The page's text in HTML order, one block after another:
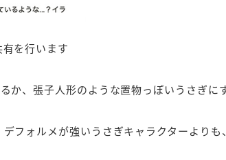
を行います
か、張子人形のような置物っぽいうさぎに
フォルメが強いうさぎキャラクターより